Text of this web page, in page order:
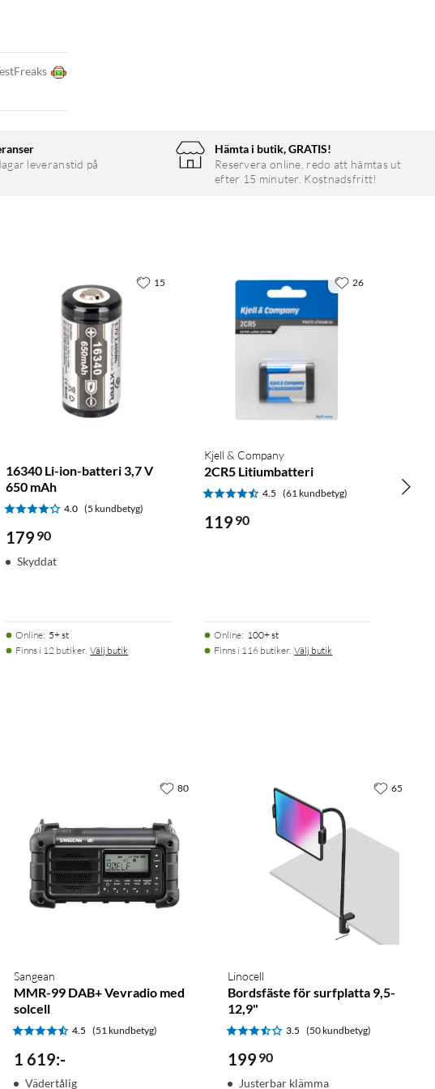
leveranstid på
Hämta i butik, GRATIS!
Reservera online, redo att hämtas ut
efter 15 minuter. Kostnadsfritt!
16340 Li-ion-batteri 3,7 V
650 mAh
4.0 (5 kundbetyg)
179 90
Skyddat
Online: 5+ st
Finns i 12 butiker. Välj butik
15
Kjell & Company
2CR5 Litiumbatteri
4.5 (61 kundbetyg)
119 90
Online: 100+ st
Finns i 116 butiker. Välj butik
26
Sangean
MMR-99 DAB+ Vevradio med
solcell
4.5 (51 kundbetyg)
1 619:-
Vädertålig
80
Linocell
Bordsfäste för surfplatta 9,5-
12,9"
3.5 (50 kundbetyg)
199 90
Justerbar klämma
65